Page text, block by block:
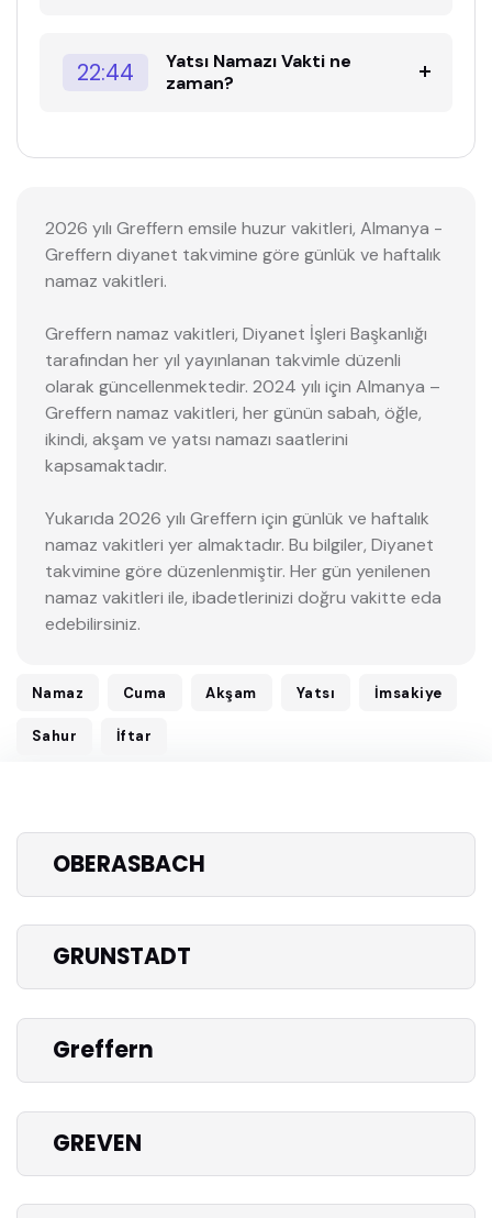
22:44
Yatsı Namazı Vakti ne
zaman?
2026 yılı Greffern emsile huzur vakitleri, Almanya -
Greffern diyanet takvimine göre günlük ve haftalık
namaz vakitleri.
Greffern namaz vakitleri, Diyanet İşleri Başkanlığı
tarafından her yıl yayınlanan takvimle düzenli
olarak güncellenmektedir. 2024 yılı için Almanya –
Greffern namaz vakitleri, her günün sabah, öğle,
ikindi, akşam ve yatsı namazı saatlerini
kapsamaktadır.
Yukarıda 2026 yılı Greffern için günlük ve haftalık
namaz vakitleri yer almaktadır. Bu bilgiler, Diyanet
takvimine göre düzenlenmiştir. Her gün yenilenen
namaz vakitleri ile, ibadetlerinizi doğru vakitte eda
edebilirsiniz.
Namaz Cuma Akşam Yatsı İmsakiye
Sahur İftar
OBERASBACH
GRUNSTADT
Greffern
GREVEN